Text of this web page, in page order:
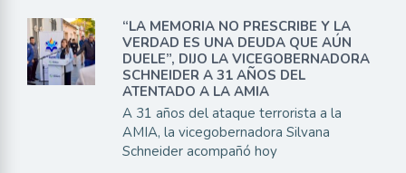
“LA MEMORIA NO PRESCRIBE Y LA
VERDAD ES UNA DEUDA QUE AÚN
DUELE”, DIJO LA VICEGOBERNADORA
SCHNEIDER A 31 AÑOS DEL
ATENTADO A LA AMIA
A 31 años del ataque terrorista a la
AMIA, la vicegobernadora Silvana
Schneider acompañó hoy